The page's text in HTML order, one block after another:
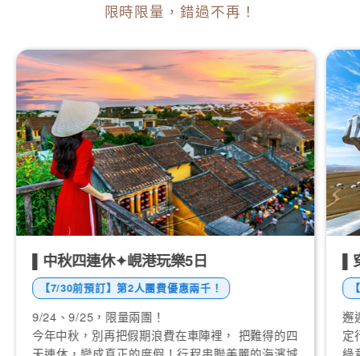
限時限量，錯過不再！
得的四
▌穿越蒙古國全覽8日探索
【早鳥優惠】第2人團費最高折八千！
邂逅草原盛夏，解鎖蒙古國的萬千風情！5-9月限
定行程開團了~美麗的藍天之國，牛羊成群，草原